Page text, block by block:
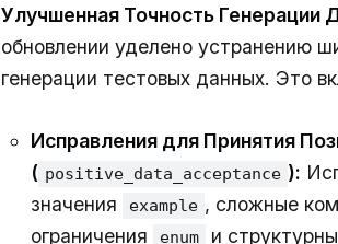
Улучшенная Точность Генерации
обновлении уделено устранению
генерации тестовых данных. Это
Исправления для Принятия
( positive_data_acceptance ):
значения
example , сложные
ограничения
enum
и